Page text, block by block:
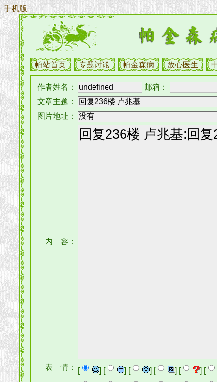
手机版
帕站首页 专题讨论 帕金森病 放心医生
作者姓名：
邮箱：
文章主题：
图片地址：
内 容：
表 情： [ ] [ ] [ ] [ ] [
] [